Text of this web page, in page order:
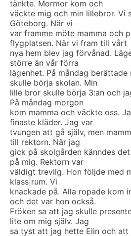
tänkte. Mormor kom och
väckte mig och min lillebror. Vi
Göteborg. När vi
var framme möte mamma och
flygplatsen. När vi fram till vårt
nya hem blev jag förvånad.
större än vår förra
lägenhet. På måndag
skulle börja skolan. Min
lille bror skulle börja 3:an och
På måndag morgon
kom mamma och väckte oss.
finaste kläder. Jag var
tvungen att gå själv, men
till rektorn. När jag
gick på skolgården känndes
på mig. Rektorn var
väldigt trevilg. Hon följde med
klass|rum. Vi
knackade på. Alla ropade kom
och det var hon också.
Fröken sa att jag skulle
lite om mig själv. Jag
sa tyst att jag hette Elin och